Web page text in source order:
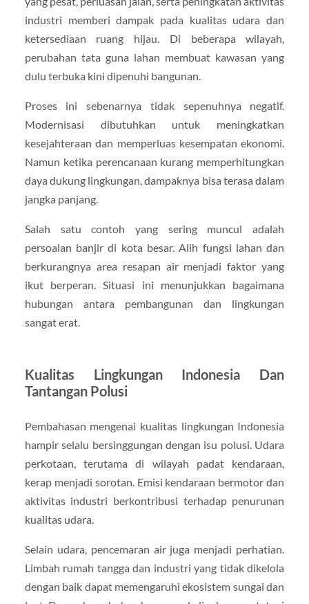
industri memberi dampak pada kualitas udara dan
ketersediaan ruang hijau. Di beberapa wilayah,
perubahan tata guna lahan membuat kawasan yang
dulu terbuka kini dipenuhi bangunan.
Proses ini sebenarnya tidak sepenuhnya negatif.
Modernisasi dibutuhkan untuk meningkatkan
kesejahteraan dan memperluas kesempatan ekonomi.
Namun ketika perencanaan kurang memperhitungkan
daya dukung lingkungan, dampaknya bisa terasa dalam
jangka panjang.
Salah satu contoh yang sering muncul adalah
persoalan banjir di kota besar. Alih fungsi lahan dan
berkurangnya area resapan air menjadi faktor yang
ikut berperan. Situasi ini menunjukkan bagaimana
hubungan antara pembangunan dan lingkungan
sangat erat.
Kualitas Lingkungan Indonesia Dan
Tantangan Polusi
Pembahasan mengenai kualitas lingkungan Indonesia
hampir selalu bersinggungan dengan isu polusi. Udara
perkotaan, terutama di wilayah padat kendaraan,
kerap menjadi sorotan. Emisi kendaraan bermotor dan
aktivitas industri berkontribusi terhadap penurunan
kualitas udara.
Selain udara, pencemaran air juga menjadi perhatian.
Limbah rumah tangga dan industri yang tidak dikelola
dengan baik dapat memengaruhi ekosistem sungai dan